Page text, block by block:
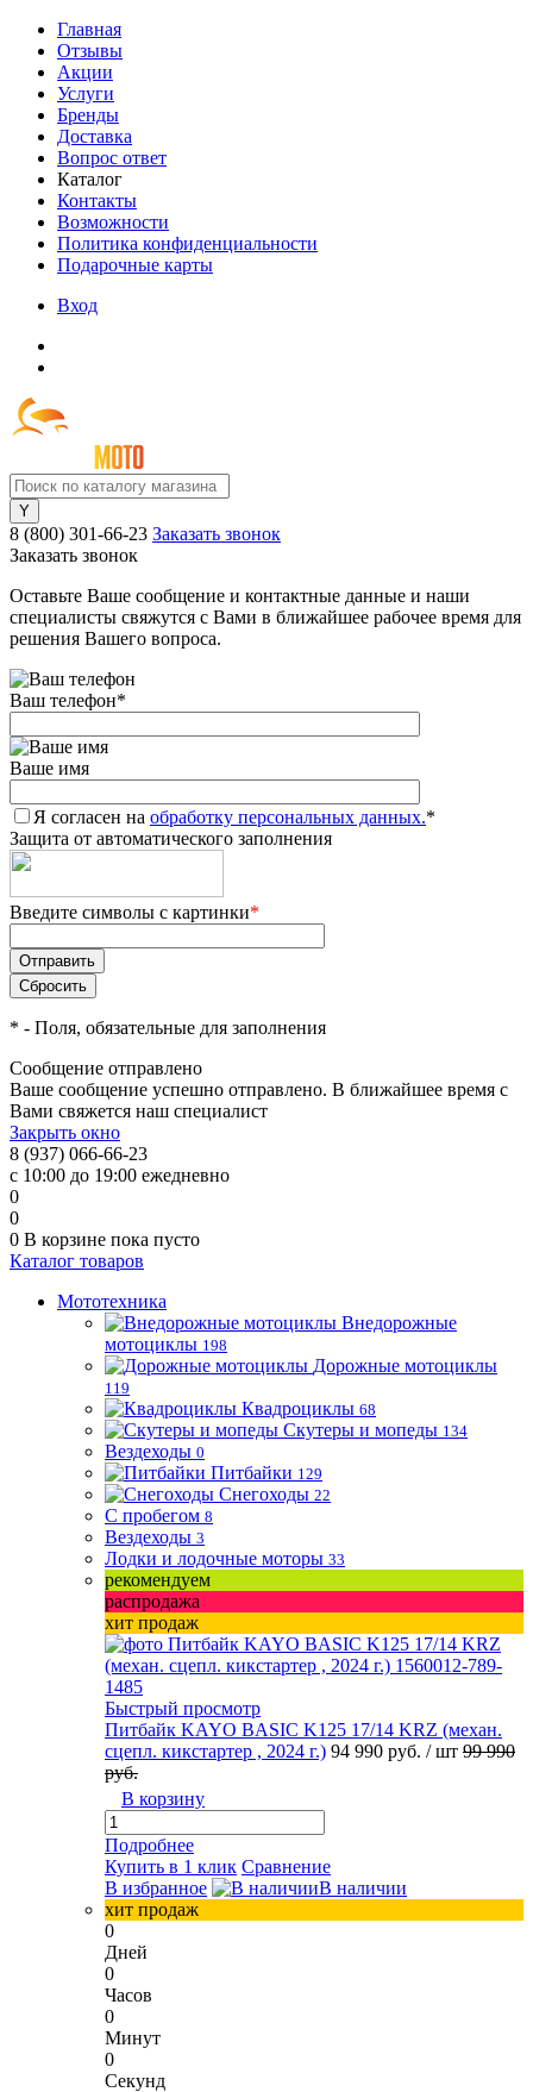
Главная
Отзывы
Акции
Услуги
Бренды
Доставка
Вопрос ответ
Каталог
Контакты
Возможности
Политика конфиденциальности
Подарочные карты
Вход
8 (800) 301-66-23 Заказать звонок
Заказать звонок
Оставьте Ваше сообщение и контактные данные и наши
специалисты свяжутся с Вами в ближайшее рабочее время для
решения Вашего вопроса.
Ваш телефон*
Ваше имя
Я согласен на обработку персональных данных.*
Защита от автоматического заполнения
Введите символы с картинки*
* - Поля, обязательные для заполнения
Сообщение отправлено
Ваше сообщение успешно отправлено. В ближайшее время с
Вами свяжется наш специалист
Закрыть окно
8 (937) 066-66-23
с 10:00 до 19:00 ежедневно
0
0
0 В корзине пока пусто
Каталог товаров
Мототехника
Внедорожные
мотоциклы 198
Дорожные мотоциклы
119
Квадроциклы 68
Скутеры и мопеды 134
Вездеходы 0
Питбайки 129
Снегоходы 22
С пробегом 8
Вездеходы 3
Лодки и лодочные моторы 33
рекомендуем
распродажа
хит продаж
Быстрый просмотр
Питбайк KAYO BASIC K125 17/14 KRZ (механ.
сцепл. кикстартер , 2024 г.) 94 990 руб. / шт 99 990
руб.
В корзину
Подробнее
Купить в 1 клик Сравнение
В избранное
В наличии
хит продаж
0
Дней
0
Часов
0
Минут
0
Секунд